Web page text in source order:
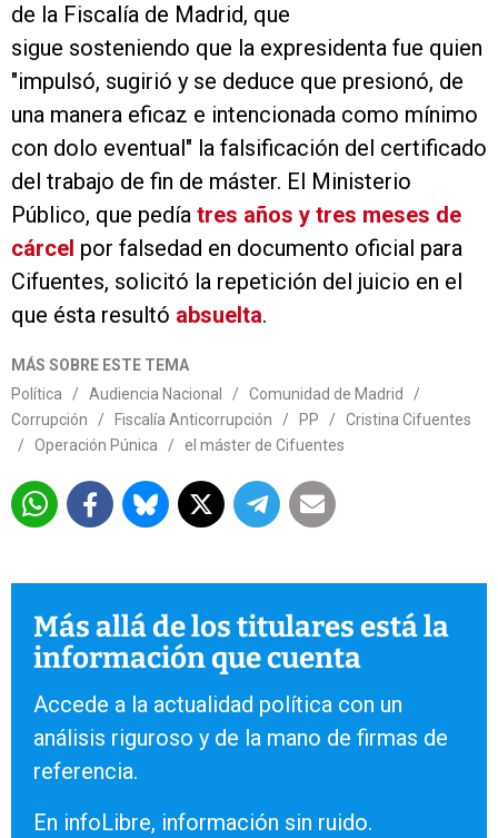
de la Fiscalía de Madrid, que
sigue sosteniendo que la expresidenta fue quien
"impulsó, sugirió y se deduce que presionó, de
una manera eficaz e intencionada como mínimo
con dolo eventual" la falsificación del certificado
del trabajo de fin de máster. El Ministerio
Público, que pedía tres años y tres meses de
cárcel por falsedad en documento oficial para
Cifuentes, solicitó la repetición del juicio en el
que ésta resultó absuelta.
MÁS SOBRE ESTE TEMA
Política
/ Audiencia Nacional / Comunidad de Madrid
/
Corrupción
/ Fiscalía Anticorrupción / PP /
Cristina Cifuentes
/
Operación Púnica / el máster de Cifuentes
Más allá de los titulares está la
información que cuenta
Accede a la actualidad política con un
análisis riguroso y de la mano de firmas de
referencia.
En infoLibre, información sin ruido.